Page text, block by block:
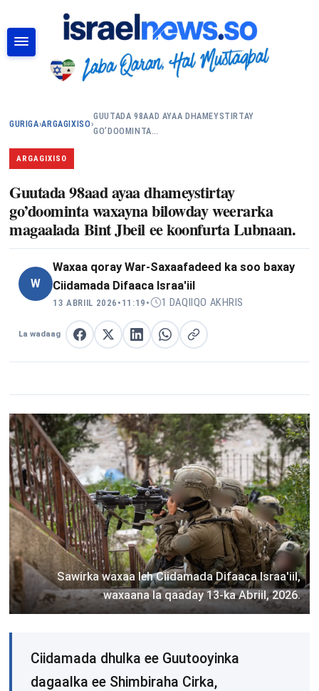
GURIGA›ARGAGIXISO›
GUUTADA 98AAD AYAA DHAMEYSTIRTAY
GO’DOOMINTA…
ARGAGIXISO
Guutada 98aad ayaa dhameystirtay
go’doominta waxayna bilowday weerarka
magaalada Bint Jbeil ee koonfurta Lubnaan.
W
Waxaa qoray War-Saxaafadeed ka soo baxay
Ciidamada Difaaca Israa'iil
13 ABRIIL 2026 • 11:19 • 1 DAQIIQO AKHRIS
La wadaag La wadaag Facebook
La wadaag XLa wadaag LinkedIn
La wadaag WhatsApp
Nuqul link
Sawirka waxaa leh Ciidamada Difaaca Israa'iil,
waxaana la qaaday 13-ka Abriil, 2026.
Ciidamada dhulka ee Guutooyinka
dagaalka ee Shimbiraha Cirka,